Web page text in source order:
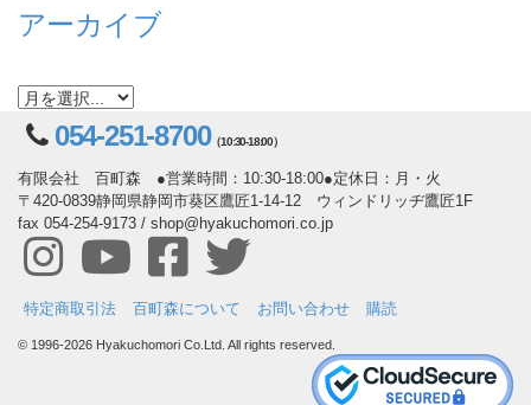
アーカイブ
054-251-8700（10:30-18:00）
有限会社 百町森 ●営業時間：10:30-18:00●定休日：月・火
〒420-0839静岡県静岡市葵区鷹匠1-14-12 ウィンドリッヂ鷹匠1F
fax 054-254-9173 / shop@hyakuchomori.co.jp
特定商取引法 百町森について お問い合わせ 購読
© 1996-2026 Hyakuchomori Co.Ltd. All rights reserved.